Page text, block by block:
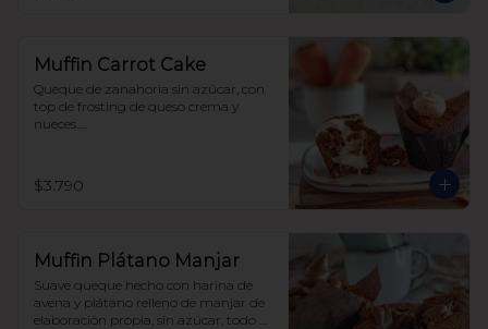
Muffin Carrot Cake
Queque de zanahoria sin azúcar, con
top de frosting de queso crema y
nueces.
$3.790
Muffin Plátano Manjar
Suave queque hecho con harina de
avena y plátano relleno de manjar de
elaboración propia, sin azúcar, todo